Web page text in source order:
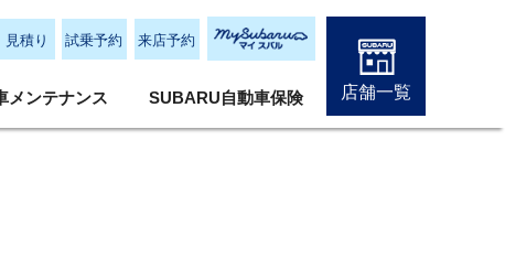
見積り 試乗予約 来店予約
メンテナンス SUBARU自動車保険 店舗一覧